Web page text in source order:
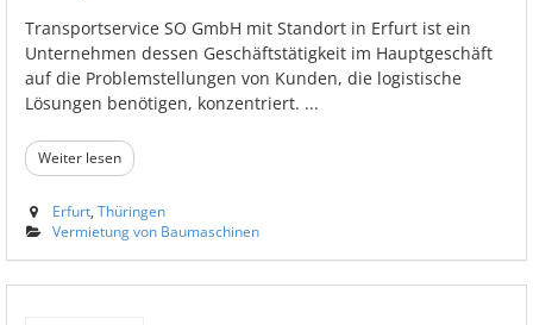
Transportservice SO GmbH mit Standort in Erfurt ist ein
Unternehmen dessen Geschäftstätigkeit im Hauptgeschäft
auf die Problemstellungen von Kunden, die logistische
Lösungen benötigen, konzentriert. ...
Weiter lesen
Erfurt, Thüringen
Vermietung von Baumaschinen